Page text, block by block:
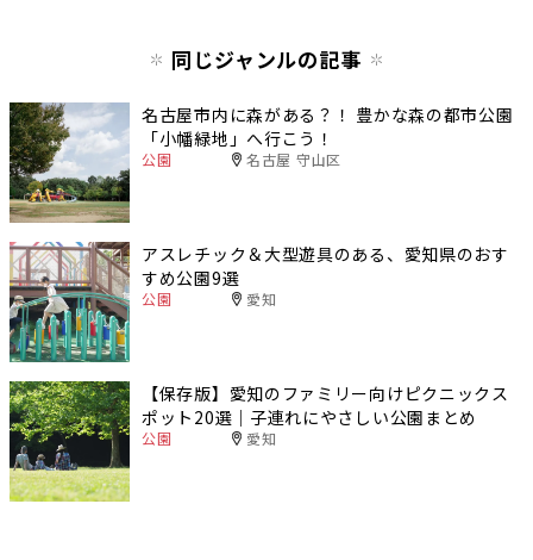
同じジャンルの記事
名古屋市内に森がある？！ 豊かな森の都市公園
「小幡緑地」へ行こう！
公園 名古屋 守山区
アスレチック＆大型遊具のある、愛知県のおす
すめ公園9選
公園 愛知
【保存版】愛知のファミリー向けピクニックス
ポット20選｜子連れにやさしい公園まとめ
公園 愛知